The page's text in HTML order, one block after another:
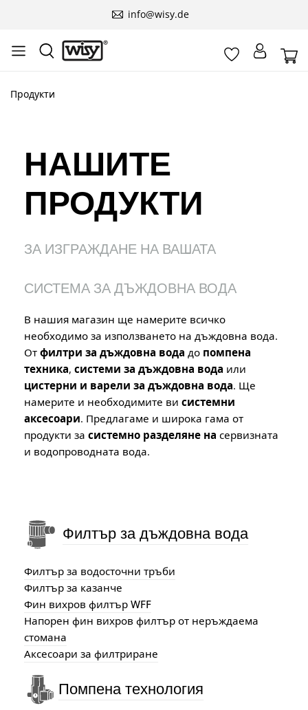
info@wisy.de
Продукти
НАШИТЕ
ПРОДУКТИ
ЗА ИЗГРАЖДАНЕ НА ВАШАТА
СИСТЕМА ЗА ДЪЖДОВНА ВОДА
В нашия магазин ще намерите всичко
необходимо за използването на дъждовна вода.
От филтри за дъждовна вода до помпена
техника, системи за дъждовна вода или
цистерни и варели за дъждовна вода. Ще
намерите и необходимите ви системни
аксесоари. Предлагаме и широка гама от
продукти за системно разделяне на сервизната
и водопроводната вода.
Филтър за дъждовна вода
Филтър за водосточни тръби
Филтър за казанче
Фин вихров филтър WFF
Напорен фин вихров филтър от неръждаема
стомана
Аксесоари за филтриране
Помпена технология